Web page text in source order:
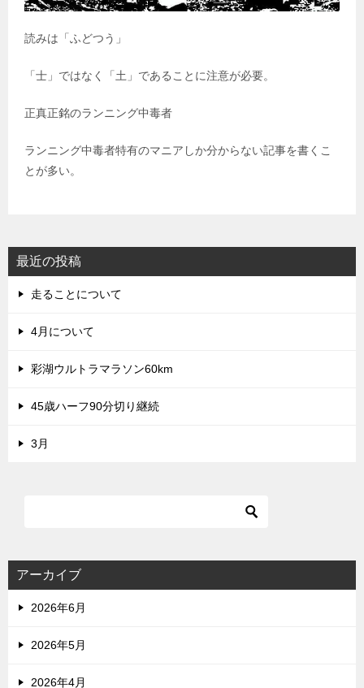
読みは「ふどつう」
「士」ではなく「土」であることに注意が必要。
正真正銘のランニング中毒者
ランニング中毒者特有のマニアしか分からない記事を書くこ
とが多い。
最近の投稿
走ることについて
4月について
彩湖ウルトラマラソン60km
45歳ハーフ90分切り継続
3月
アーカイブ
2026年6月
2026年5月
2026年4月